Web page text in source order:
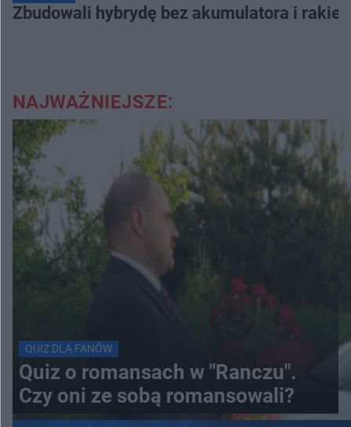
Zbudowali hybrydę bez akumulatora i
NAJWAŻNIEJSZE:
QUIZ DLA FANÓW
Quiz o romansach w "Ranczu".
Czy oni ze sobą romansowali?